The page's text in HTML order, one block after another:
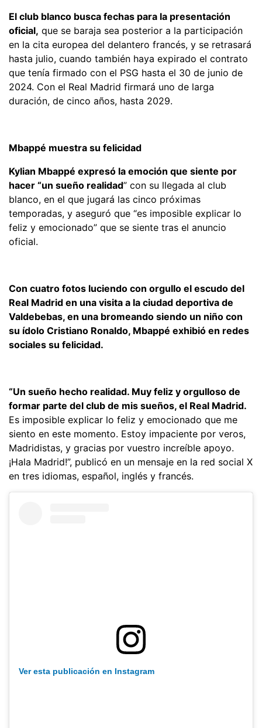
El club blanco busca fechas para la presentación
oficial, que se baraja sea posterior a la participación
en la cita europea del delantero francés, y se retrasará
hasta julio, cuando también haya expirado el contrato
que tenía firmado con el PSG hasta el 30 de junio de
2024. Con el Real Madrid firmará uno de larga
duración, de cinco años, hasta 2029.
Mbappé muestra su felicidad
Kylian Mbappé expresó la emoción que siente por
hacer “un sueño realidad” con su llegada al club
blanco, en el que jugará las cinco próximas
temporadas, y aseguró que “es imposible explicar lo
feliz y emocionado” que se siente tras el anuncio
oficial.
Con cuatro fotos luciendo con orgullo el escudo del
Real Madrid en una visita a la ciudad deportiva de
Valdebebas, en una bromeando siendo un niño con
su ídolo Cristiano Ronaldo, Mbappé exhibió en redes
sociales su felicidad.
“Un sueño hecho realidad. Muy feliz y orgulloso de
formar parte del club de mis sueños, el Real Madrid.
Es imposible explicar lo feliz y emocionado que me
siento en este momento. Estoy impaciente por veros,
Madridistas, y gracias por vuestro increíble apoyo.
¡Hala Madrid!”, publicó en un mensaje en la red social X
en tres idiomas, español, inglés y francés.
Ver esta publicación en Instagram